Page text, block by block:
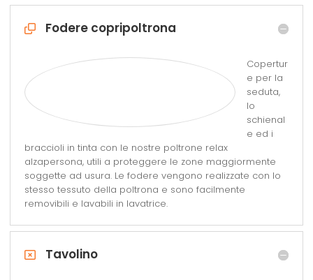
Fodere copripoltrona
Copertur
e per la
seduta,
lo
schienal
e ed i
braccioli in tinta con le nostre poltrone relax
alzapersona, utili a proteggere le zone maggiormente
soggette ad usura. Le fodere vengono realizzate con lo
stesso tessuto della poltrona e sono facilmente
removibili e lavabili in lavatrice.
Tavolino